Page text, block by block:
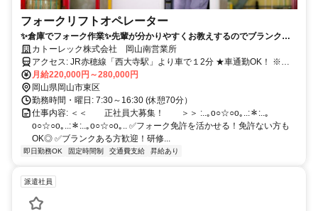
フォークリフトオペレーター
✨倉庫でフォーク作業✨先輩が分かりやすくお教えするのでブランクが
ある方も安心✨創業147年の安定企業✨
カトーレック株式会社 岡山南営業所
アクセス: JR赤穂線「西大寺駅」より車で１2分 ★車通勤OK！ ※無
料駐車場・駐輪場完備
月給220,000円～280,000円
岡山県岡山市東区
勤務時間・曜日: 7:30～16:30 (休憩70分）
仕事内容: ＜＜ 正社員大募集！ ＞＞ :..｡o○☆○o｡..:＊:..｡
o○☆○o｡..:＊:..｡o○☆○o｡.. ✅フォーク免許を活かせる！免許ない方も
OK◎ ✅ブランクある方歓迎！研修...
即日勤務OK 固定時間制 交通費支給 昇給あり
派遣社員